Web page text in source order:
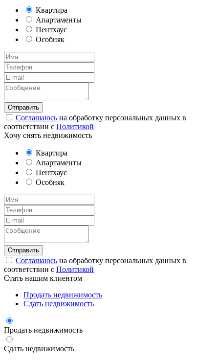
Квартира
Апартаменты
Пентхаус
Особняк
Соглашаюсь на обработку персональных данных в
соответствии с Политикой
Хочу снять недвижимость
Квартира
Апартаменты
Пентхаус
Особняк
Соглашаюсь на обработку персональных данных в
соответствии с Политикой
Стать нашим клиентом
Продать недвижимость
Сдать недвижимость
Продать недвижимость
Сдать недвижимость